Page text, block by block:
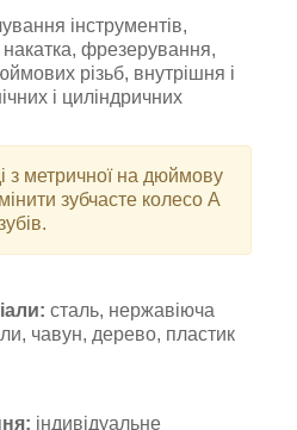
інструментів,
фрезерування,
різьб, внутрішня і
і циліндричних
з метричної на дюймову
зубчасте колесо А
сталь, нержавіюча
чавун, дерево, пластик
індивідуальне